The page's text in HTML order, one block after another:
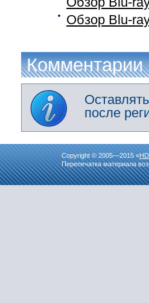
Обзор Blu-
Комментарии
после
Copyright © 2005—2015 «
Перепечатка материала